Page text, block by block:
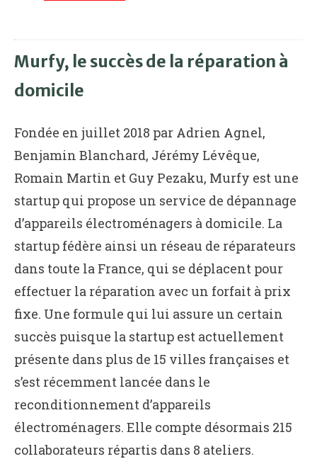
Murfy, le succès de la réparation à
domicile
Fondée en juillet 2018 par Adrien Agnel,
Benjamin Blanchard, Jérémy Lévêque,
Romain Martin et Guy Pezaku, Murfy est une
startup qui propose un service de dépannage
d’appareils électroménagers à domicile. La
startup fédère ainsi un réseau de réparateurs
dans toute la France, qui se déplacent pour
effectuer la réparation avec un forfait à prix
fixe. Une formule qui lui assure un certain
succès puisque la startup est actuellement
présente dans plus de 15 villes françaises et
s’est récemment lancée dans le
reconditionnement d’appareils
électroménagers. Elle compte désormais 215
collaborateurs répartis dans 8 ateliers.